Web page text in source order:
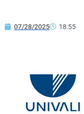
07/28/2025 18:55